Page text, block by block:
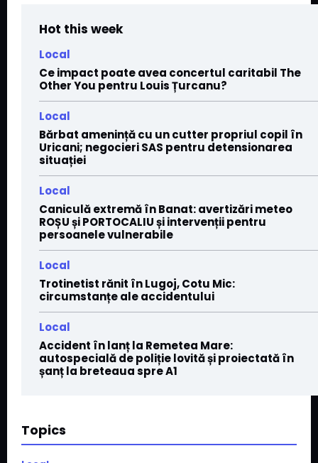
Hot this week
Local
Ce impact poate avea concertul caritabil The
Other You pentru Louis Țurcanu?
Local
Bărbat amenință cu un cutter propriul copil în
Uricani; negocieri SAS pentru detensionarea
situației
Local
Caniculă extremă în Banat: avertizări meteo
ROȘU și PORTOCALIU și intervenții pentru
persoanele vulnerabile
Local
Trotinetist rănit în Lugoj, Cotu Mic:
circumstanțe ale accidentului
Local
Accident în lanț la Remetea Mare:
autospecială de poliție lovită și proiectată în
șanț la breteaua spre A1
Topics